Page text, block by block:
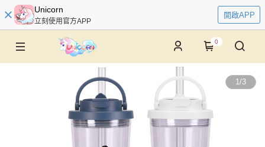
Unicorn
立刻使用官方APP
開啟APP
0
1/3